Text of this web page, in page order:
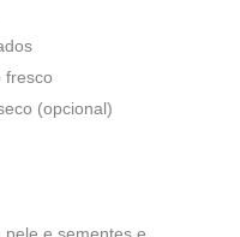
fresco
(opcional)